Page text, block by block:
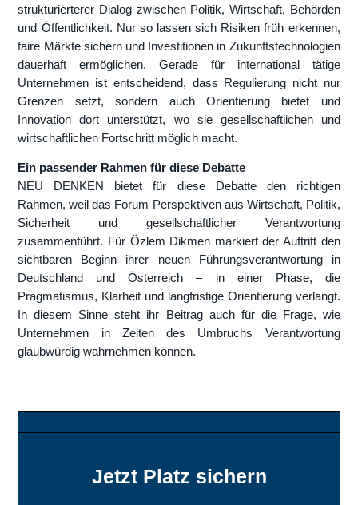
strukturierterer Dialog zwischen Politik, Wirtschaft, Behörden
und Öffentlichkeit. Nur so lassen sich Risiken früh erkennen,
faire Märkte sichern und Investitionen in Zukunftstechnologien
dauerhaft ermöglichen. Gerade für international tätige
Unternehmen ist entscheidend, dass Regulierung nicht nur
Grenzen setzt, sondern auch Orientierung bietet und
Innovation dort unterstützt, wo sie gesellschaftlichen und
wirtschaftlichen Fortschritt möglich macht.
Ein passender Rahmen für diese Debatte
NEU DENKEN bietet für diese Debatte den richtigen
Rahmen, weil das Forum Perspektiven aus Wirtschaft, Politik,
Sicherheit und gesellschaftlicher Verantwortung
zusammenführt. Für Özlem Dikmen markiert der Auftritt den
sichtbaren Beginn ihrer neuen Führungsverantwortung in
Deutschland und Österreich – in einer Phase, die
Pragmatismus, Klarheit und langfristige Orientierung verlangt.
In diesem Sinne steht ihr Beitrag auch für die Frage, wie
Unternehmen in Zeiten des Umbruchs Verantwortung
glaubwürdig wahrnehmen können.
Jetzt Platz sichern